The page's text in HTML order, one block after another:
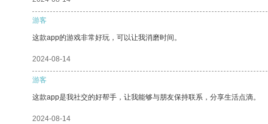
游客
这款app的游戏非常好玩，可以让我消磨时间。
2024-08-14
游客
这款app是我社交的好帮手，让我能够与朋友保持联系，分享生活点滴。
2024-08-14